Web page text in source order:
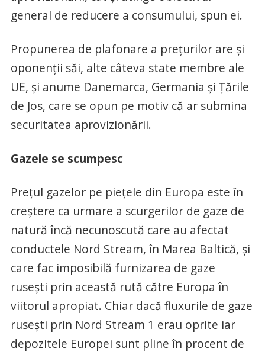
general de reducere a consumului, spun ei.
Propunerea de plafonare a prețurilor are și
oponenții săi, alte câteva state membre ale
UE, și anume Danemarca, Germania și Țările
de Jos, care se opun pe motiv că ar submina
securitatea aprovizionării.
Gazele se scumpesc
Prețul gazelor pe piețele din Europa este în
creștere ca urmare a scurgerilor de gaze de
natură încă necunoscută care au afectat
conductele Nord Stream, în Marea Baltică, și
care fac imposibilă furnizarea de gaze
rusești prin această rută către Europa în
viitorul apropiat. Chiar dacă fluxurile de gaze
rusești prin Nord Stream 1 erau oprite iar
depozitele Europei sunt pline în procent de